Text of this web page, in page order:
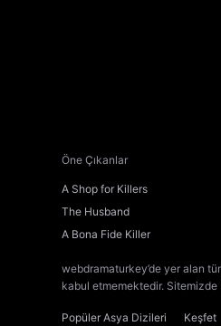
Öne Çıkanlar
A Shop for Killers
The Husband
A Bona Fide Killer
webdramaturkey’de yer alan
kabul etmemektedir. Sitemizde
Popüler Asya Dizileri Keşfet